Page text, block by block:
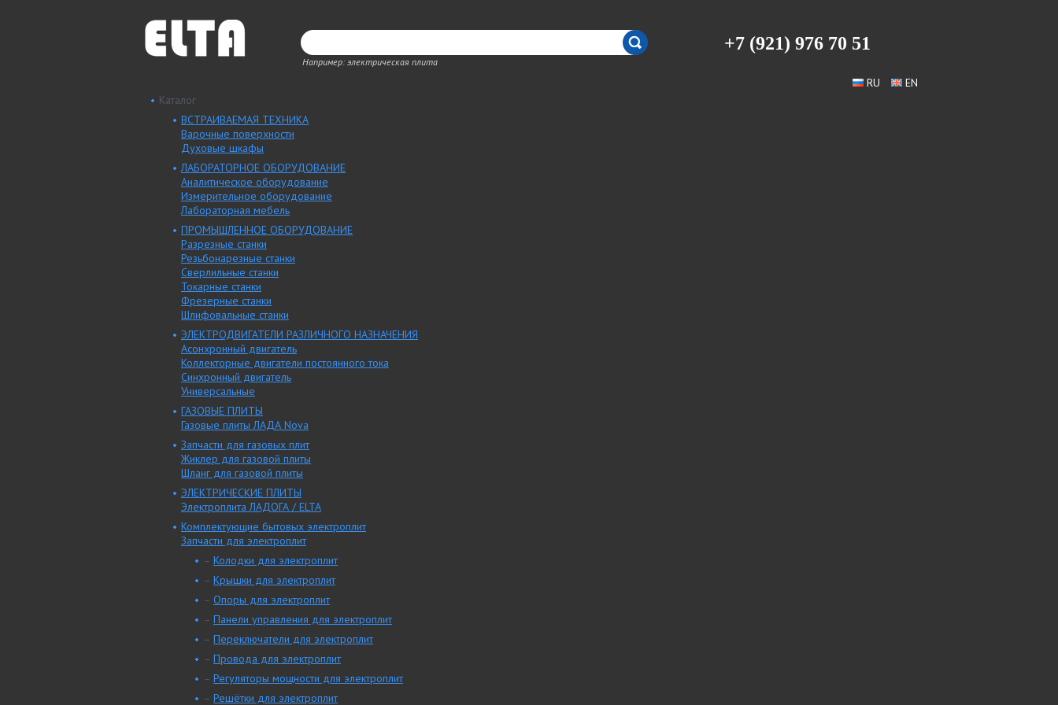
+7 (921) 976 70 51
RU EN
Например: электрическая плита
Каталог
ВСТРАИВАЕМАЯ ТЕХНИКА
Варочные поверхности
Духовые шкафы
ЛАБОРАТОРНОЕ ОБОРУДОВАНИЕ
Аналитическое оборудование
Измерительное оборудование
Лабораторная мебель
ПРОМЫШЛЕННОЕ ОБОРУДОВАНИЕ
Разрезные станки
Резьбонарезные станки
Сверлильные станки
Токарные станки
Фрезерные станки
Шлифовальные станки
ЭЛЕКТРОДВИГАТЕЛИ РАЗЛИЧНОГО НАЗНАЧЕНИЯ
Асонхронный двигатель
Коллекторные двигатели постоянного тока
Синхронный двигатель
Универсальные
ГАЗОВЫЕ ПЛИТЫ
Газовые плиты ЛАДА Nova
Запчасти для газовых плит
Жиклер для газовой плиты
Шланг для газовой плиты
ЭЛЕКТРИЧЕСКИЕ ПЛИТЫ
Электроплита ЛАДОГА / ELTA
Комплектующие бытовых электроплит
Запчасти для электроплит
– Колодки для электроплит
– Крышки для электроплит
– Опоры для электроплит
– Панели управления для электроплит
– Переключатели для электроплит
– Провода для электроплит
– Регуляторы мощности для электроплит
– Решётки для электроплит